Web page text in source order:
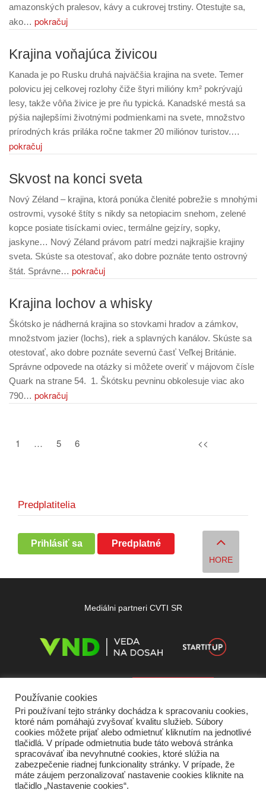
amazonských pralesov, kávy a cukrovej trstiny. Otestujte sa,
ako… pokračuj
Krajina voňajúca živicou
Kanada je po Rusku druhá najväčšia krajina na svete. Temer
polovicu jej celkovej rozlohy čiže štyri milióny km² pokrývajú
lesy, takže vôňa živice je pre ňu typická. Kanadské mestá sa
pýšia najlepšími životnými podmienkami na svete, množstvo
prírodných krás priláka ročne takmer 20 miliónov turistov.…
pokračuj
Skvost na konci sveta
Nový Zéland – krajina, ktorá ponúka členité pobrežie s mnohými
ostrovmi, vysoké štíty s nikdy sa netopiacim snehom, zelené
kopce posiate tisíckami oviec, termálne gejzíry, sopky,
jaskyne… Nový Zéland právom patrí medzi najkrajšie krajiny
sveta. Skúste sa otestovať, ako dobre poznáte tento ostrovný
štát. Správne… pokračuj
Krajina lochov a whisky
Škótsko je nádherná krajina so stovkami hradov a zámkov,
množstvom jazier (lochs), riek a splavných kanálov. Skúste sa
otestovať, ako dobre poznáte severnú časť Veľkej Británie.
Správne odpovede na otázky si môžete overiť v májovom čísle
Quark na strane 54. 1. Škótsku pevninu obkolesuje viac ako
790… pokračuj
<<
1 … 5 6
Predplatitelia
Prihlásiť sa Predplatné
HORE
Mediálni partneri CVTI SR
Domov O nás Kontakt Vydavateľ
Používanie cookies
Pri používaní tejto stránky dochádza k spracovaniu cookies,
ktoré nám pomáhajú zvyšovať kvalitu služieb. Súbory
cookies môžete prijať alebo odmietnuť kliknutím na jednotlivé
tlačidlá. V prípade odmietnutia bude táto webová stránka
spracovávať iba nevyhnutné cookies, ktoré slúžia na
zabezpečenie riadnej funkcionality stránky. V prípade, že
máte záujem perzonalizovať nastavenie cookies kliknite na
tlačidlo „Nastavenie cookies“.